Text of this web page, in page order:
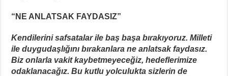
“NE ANLATSAK FAYDASIZ”
Kendilerini safsatalar ile baş başa bırakıyoruz. Milleti
ile duygudaşlığını bırakanlara ne anlatsak faydasız.
Biz onlarla vakit kaybetmeyeceğiz, hedeflerimize
odaklanacağız. Bu kutlu yolculukta sizlerin de